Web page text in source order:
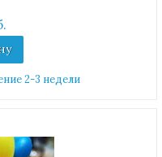
2-3 недели